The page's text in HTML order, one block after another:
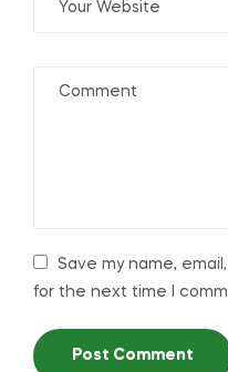
Save my name,
for the next time I